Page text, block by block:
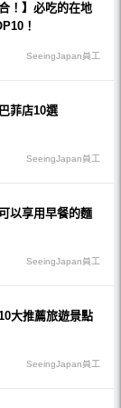
！】必吃的在地
！
SeeingJapan員工
菲店10選
SeeingJapan員工
以享用早餐的麵
SeeingJapan員工
大推薦旅遊景點
SeeingJapan員工